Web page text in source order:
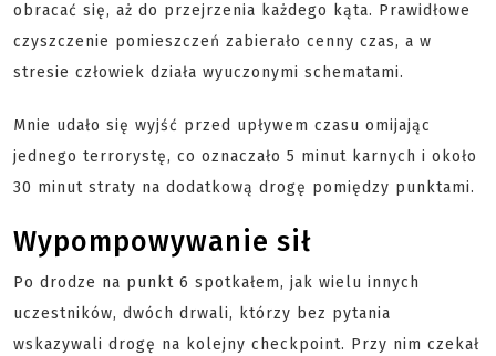
obracać się, aż do przejrzenia każdego kąta. Prawidłowe
czyszczenie pomieszczeń zabierało cenny czas, a w
stresie człowiek działa wyuczonymi schematami.
Mnie udało się wyjść przed upływem czasu omijając
jednego terrorystę, co oznaczało 5 minut karnych i około
30 minut straty na dodatkową drogę pomiędzy punktami.
Wypompowywanie sił
Po drodze na punkt 6 spotkałem, jak wielu innych
uczestników, dwóch drwali, którzy bez pytania
wskazywali drogę na kolejny checkpoint. Przy nim czekał